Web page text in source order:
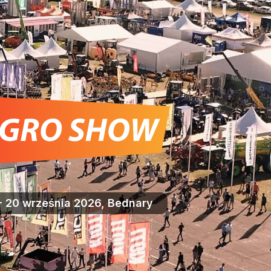
20 września 2026, Bednary